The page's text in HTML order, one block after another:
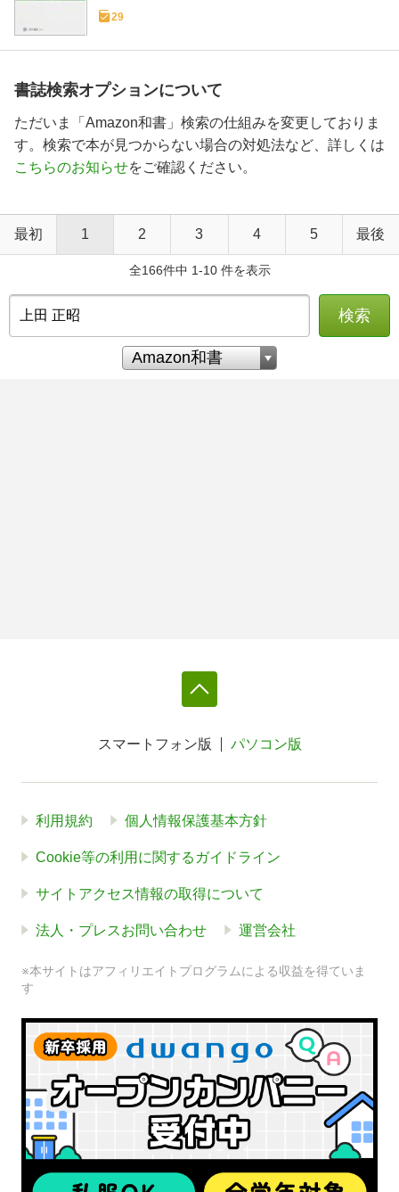
29
書誌検索オプションについて
ただいま「Amazon和書」検索の仕組みを変更しておりま
す。検索で本が見つからない場合の対処法など、詳しくは
こちらのお知らせをご確認ください。
最初 1 2 3 4 5 最後
全166件中 1-10 件を表示
検索
スマートフォン版 パソコン版
利用規約 個人情報保護基本方針
Cookie等の利用に関するガイドライン
サイトアクセス情報の取得について
法人・プレスお問い合わせ 運営会社
※本サイトはアフィリエイトプログラムによる収益を得ていま
す